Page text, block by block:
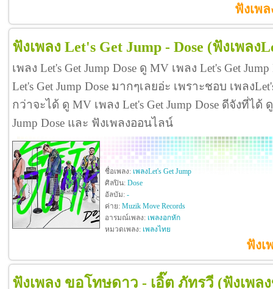
ฟังเพ
ฟังเพลง Let's Get Jump - Dose (ฟังเพลง
เพลง Let's Get Jump Dose ดู MV เพลง Let's Get
Let's Get Jump Dose มากๆเลยอ่ะ เพราะชอบ เพลง
กว่าจะได้ ดู MV เพลง Let's Get Jump Dose ดีจังที่ได้
Jump Dose และ ฟังเพลงออนไลน์
ชื่อเพลง: เพลงLet's Get Jump
ศิลปิน: Dose
อัลบัม: -
ค่าย: Muzik Move Records
อารมณ์เพลง: เพลงอกหัก
หมวดเพลง: เพลงไทย
ฟังเ
ฟังเพลง ขอโทษดาว - เอิ๊ต ภัทรวี (ฟังเพล